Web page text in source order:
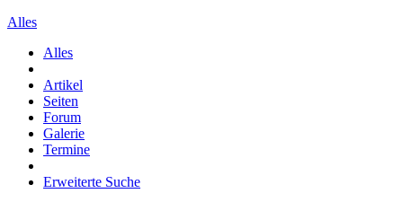
Alles
Alles
Artikel
Seiten
Forum
Galerie
Termine
Erweiterte Suche